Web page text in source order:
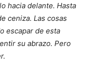
hacia delante. Hasta
ceniza. Las cosas
esca­par de esta
su abrazo. Pero